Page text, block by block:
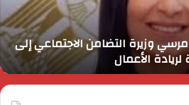
مرسي وزيرة التضامن الاجتماعي إلى
الأعمال